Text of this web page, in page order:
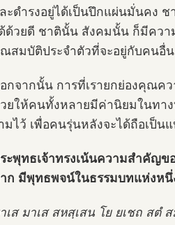
ะดำรงอยู่ได้เป็นปึกแผ่นมั่นคง
ด้วยดี ชาตินั้น สังคมนั้น ก็มีควา
สมบัติประจำตัวที่จะอยู่กับคนอื่
กจากนั้น การที่เรายกย่องคุณค
ยให้คนทั้งหลายมีค่านิยมในทา
มไว้ เพื่อคนรุ่นหลังจะได้ถือเป็น
ะพุทธเจ้าทรงเน้นความสำคัญข
ก มีพุทธพจน์ในธรรมบทแห่งหนึ่
เส มาเส สหสฺเสน โย ยเชถ สตํ